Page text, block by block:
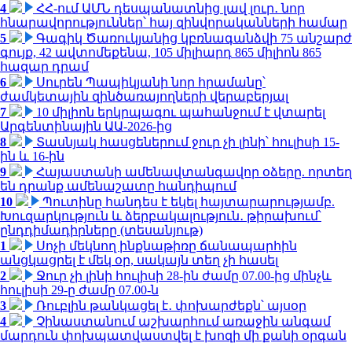
4
ՀՀ-ում ԱՄՆ դեսպանատնից լավ լուր․ նոր
հնարավորություններ՝ հայ զինվորականների համար
5
Գագիկ Ծառուկյանից կբռնագանձվի 75 անշարժ
գույք, 42 ավտոմեքենա, 105 միլիարդ 865 միլիոն 865
հազար դրամ
6
Սուրեն Պապիկյանի նոր հրամանը՝
ժամկետային զինծառայողների վերաբերյալ
7
10 միլիոն երկրպագու պահանջում է վտարել
Արգենտինային ԱԱ-2026-ից
8
Տասնյակ հասցեներում ջուր չի լինի՝ հուլիսի 15-
ին և 16-ին
9
Հայաստանի ամենավտանգավոր օձերը. որտեղ
են դրանք ամենաշատը հանդիպում
10
Պուտինը հանդես է եկել հայտարարությամբ.
Խուզարկություն և ձերբակալություն․ թիրախում՝
ընդդիմադիրները (տեսանյութ)
1
Սոչի մեկնող ինքնաթիռը ճանապարհին
անցկացրել է մեկ օր, սակայն տեղ չի հասել
2
Ջուր չի լինի հուլիսի 28-ին ժամը 07.00-ից մինչև
հուլիսի 29-ը ժամը 07.00-ն
3
Ռուբլին թանկացել է․ փոխարժեքն՝ այսօր
4
Չինաստանում աշխարհում առաջին անգամ
մարդուն փոխպատվաստվել է խոզի մի քանի օրգան